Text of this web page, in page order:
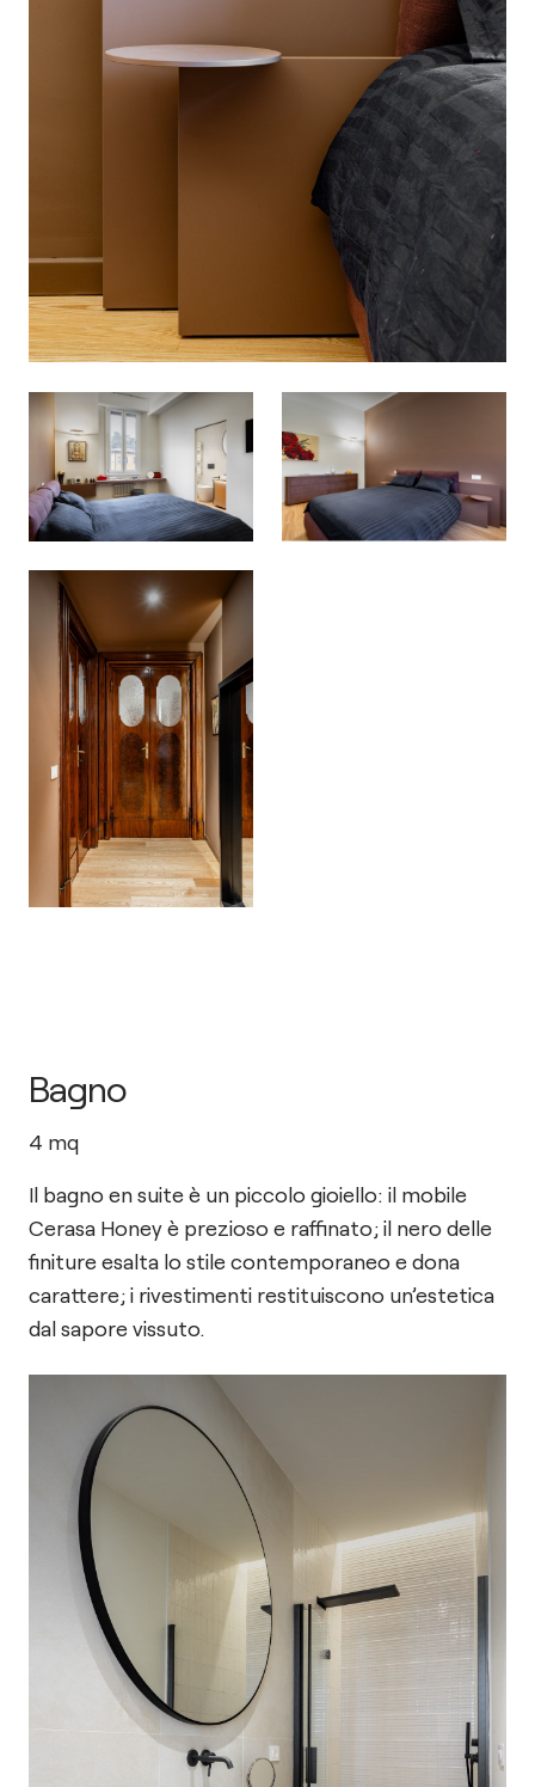
Bagno
4 mq
Il bagno en suite è un piccolo gioiello: il mobile
Cerasa Honey è prezioso e raffinato; il nero delle
finiture esalta lo stile contemporaneo e dona
carattere; i rivestimenti restituiscono un’estetica
dal sapore vissuto.